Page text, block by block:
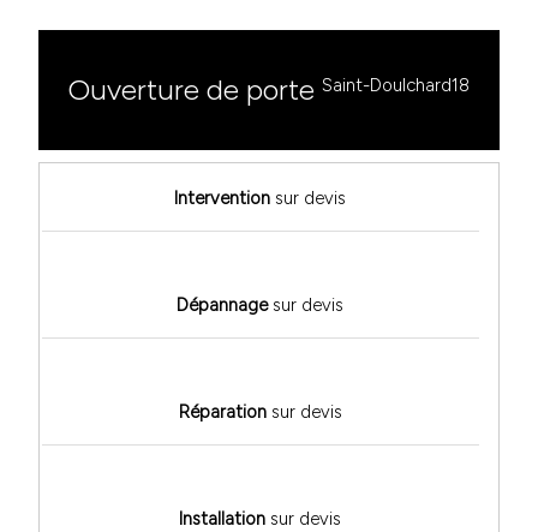
Ouverture de porteSaint-Doulchard18
Intervention sur devis
Dépannagesur devis
Réparationsur devis
Installation sur devis